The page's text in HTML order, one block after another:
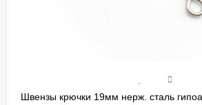
Швензы крючки 19мм нерж. сталь